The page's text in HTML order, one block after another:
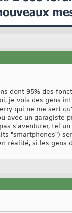
dont 95% des
je vois des gens
qui ne me sert
avec un garagiste
s'aventurer, tel
"smartphones")
réalité, si les gens